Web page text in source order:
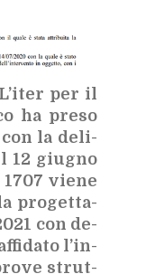
L’i­ter per il
ha pre­so
la de­li­
12 giu­gno
vie­ne
pro­get­ta­
con de­
l’in­
strut­